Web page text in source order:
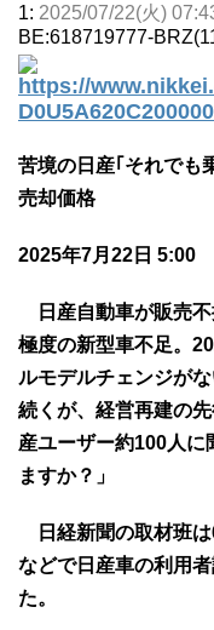
1: 2025/07/22(火)
BE:618719777-
https://
苦境の日産｢それで
売却価格
2025年7月22日 5:00
日産自動車が販売不
極度の新型車不足。
ルモデルチェンジが
続くが、経営再建の
産ユーザー約100人に
ますか？」
日経新聞の取材班は
などで日産車の利用
た。